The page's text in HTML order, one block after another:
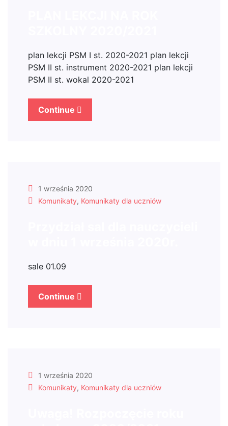
plan lekcji PSM I st. 2020-2021 plan lekcji
PSM II st. instrument 2020-2021 plan lekcji
PSM II st. wokal 2020-2021
Continue
1 września 2020
Komunikaty, Komunikaty dla uczniów
sale 01.09
Continue
1 września 2020
Komunikaty, Komunikaty dla uczniów